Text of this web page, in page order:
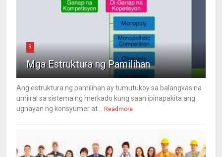
9
Mga Estruktura ng Pamilihan
Ang estruktura ng pamilihan ay tumutukoy sa balangkas na
umiiral sa sistema ng merkado kung saan ipinapakita ang
ugnayan ng konsyumer at...
Readmore